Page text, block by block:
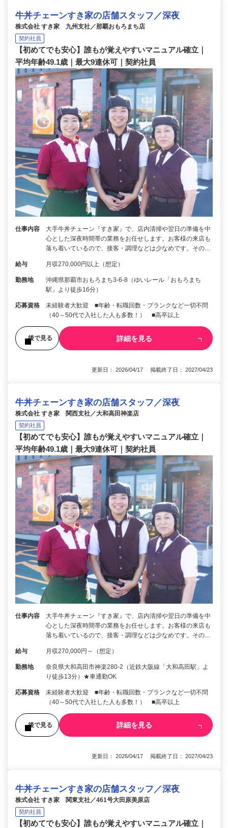
牛丼チェーンすき家の店舗スタッフ／深夜
株式会社 すき家 九州支社／那覇おもろまち店
契約社員
【初めてでも安心】誰もが覚えやすいマニュアル確立｜
平均年齢49.1歳｜最大9連休可｜契約社員
仕事内容
大手牛丼チェーン『すき家』で、店内清掃や翌日の準備を中
心とした深夜時間帯の業務をお任せします。お客様の来店も
落ち着いているので、接客・調理などは少なめです。その…
給与 月収270,000円以上（想定）
勤務地
沖縄県那覇市おもろまち3-6-8（ゆいレール「おもろまち
駅」より徒歩16分）
応募資格
未経験者大歓迎 ■年齢・転職回数・ブランクなど一切不問
（40～50代で入社した人も多数！） ■高卒以上
後で見る 詳細を見る
更新日： 2026/04/17 掲載終了日： 2027/04/23
牛丼チェーンすき家の店舗スタッフ／深夜
株式会社 すき家 関西支社／大和高田神楽店
契約社員
【初めてでも安心】誰もが覚えやすいマニュアル確立｜
平均年齢49.1歳｜最大9連休可｜契約社員
仕事内容
大手牛丼チェーン『すき家』で、店内清掃や翌日の準備を中
心とした深夜時間帯の業務をお任せします。お客様の来店も
落ち着いているので、接客・調理などは少なめです。その…
給与 月収270,000円～（想定）
勤務地
奈良県大和高田市神楽280-2（近鉄大阪線「大和高田駅」よ
り徒歩13分）★車通勤OK
応募資格
未経験者大歓迎 ■年齢・転職回数・ブランクなど一切不問
（40～50代で入社した人も多数！） ■高卒以上
後で見る 詳細を見る
更新日： 2026/04/17 掲載終了日： 2027/04/23
牛丼チェーンすき家の店舗スタッフ／深夜
株式会社 すき家 関東支社／461号大田原美原店
契約社員
【初めてでも安心】誰もが覚えやすいマニュアル確立｜